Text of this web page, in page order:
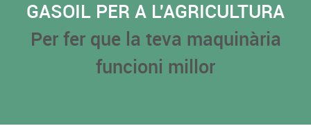
GASOIL PER A L'AGRICULTURA
Per fer que la teva maquinària
funcioni millor